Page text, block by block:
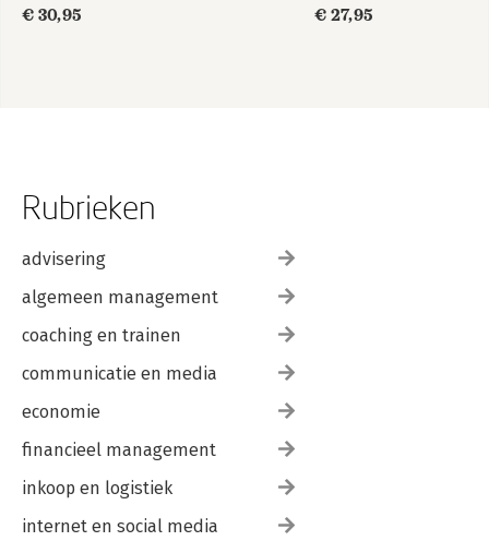
€ 30,95
€ 27,95
Rubrieken
advisering
algemeen management
coaching en trainen
communicatie en media
economie
financieel management
inkoop en logistiek
internet en social media